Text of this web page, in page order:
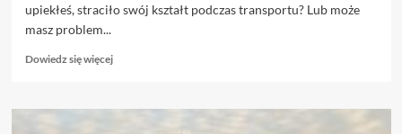
upiekłeś, straciło swój kształt podczas transportu? Lub może
masz problem...
Dowiedz się więcejDowiedz
o